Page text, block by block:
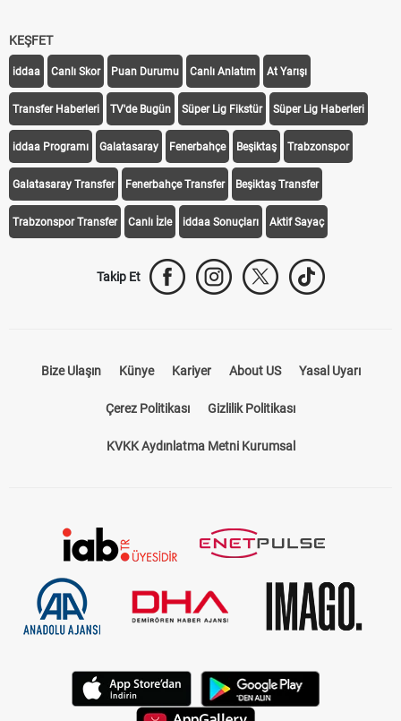
KEŞFET
iddaa Canlı Skor Puan Durumu Canlı Anlatım At Yarışı
Transfer Haberleri TV'de Bugün Süper Lig Fikstür Süper Lig Haberleri
iddaa Programı Galatasaray Fenerbahçe Beşiktaş Trabzonspor
Galatasaray Transfer Fenerbahçe Transfer Beşiktaş Transfer
Trabzonspor Transfer Canlı İzle iddaa Sonuçları Aktif Sayaç
Takip Et
Bize Ulaşın Künye Kariyer About US Yasal Uyarı
Çerez Politikası Gizlilik Politikası
KVKK Aydınlatma Metni Kurumsal